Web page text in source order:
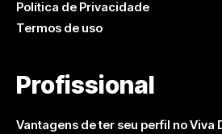
Política de Privacidade
Termos de uso
Profissional
Vantagens de ter seu perfil no Viva